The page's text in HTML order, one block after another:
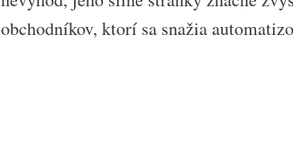
obchodníkov, ktorí sa snažia